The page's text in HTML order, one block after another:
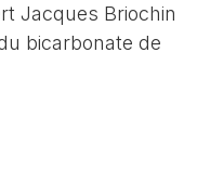
Jacques Briochin
bicarbonate de